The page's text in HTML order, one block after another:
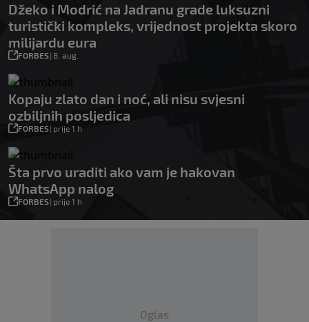
Džeko i Modrić na Jadranu grade luksuzni
turistički kompleks, vrijednost projekta skoro
milijardu eura
FORBES| 8. aug.
Kopaju zlato dan i noć, ali nisu svjesni
ozbiljnih posljedica
FORBES| prije 1 h
Šta prvo uraditi ako vam je hakovan
WhatsApp nalog
FORBES| prije 1 h
Oglas